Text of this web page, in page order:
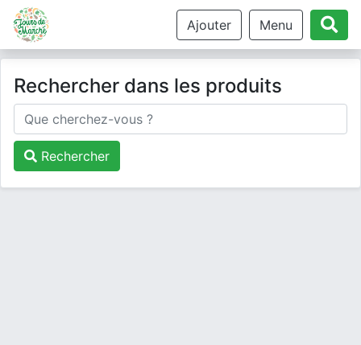
Ajouter Menu
Rechercher dans les produits
Rechercher